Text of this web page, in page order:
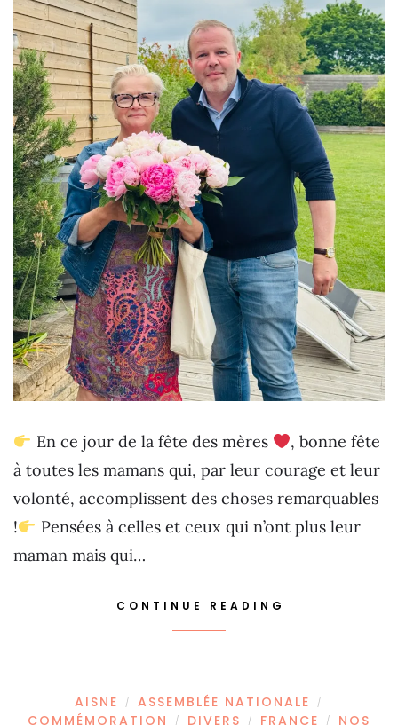
En ce jour de la fête des mères
, bonne fête
à toutes les mamans qui, par leur courage et leur
volonté, accomplissent des choses remarquables
!
Pensées à celles et ceux qui n’ont plus leur
maman mais qui…
CONTINUE READING
AISNE / ASSEMBLÉE NATIONALE /
COMMÉMORATION / DIVERS / FRANCE / NOS